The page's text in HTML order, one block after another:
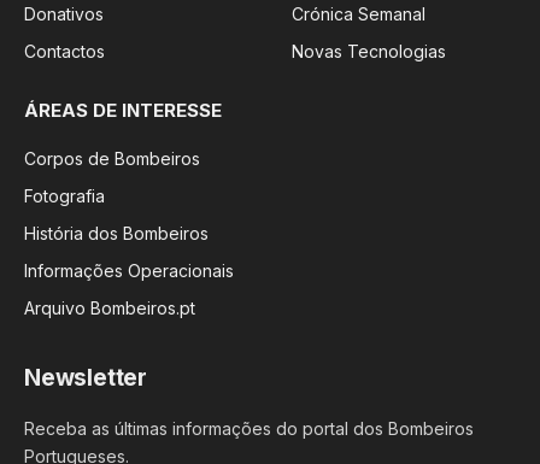
Donativos
Contactos
Crónica Semanal
Novas Tecnologias
ÁREAS DE INTERESSE
Corpos de Bombeiros
Fotografia
História dos Bombeiros
Informações Operacionais
Arquivo Bombeiros.pt
Newsletter
Receba as últimas informações do portal dos Bombeiros
Portugueses.